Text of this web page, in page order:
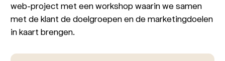
web-project met een workshop waarin we samen
met de klant de doelgroepen en de marketingdoelen
in kaart brengen.